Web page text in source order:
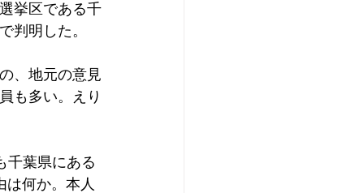
挙区である千
判明した。
、地元の意見
も多い。えり
千葉県にある
は何か。本人